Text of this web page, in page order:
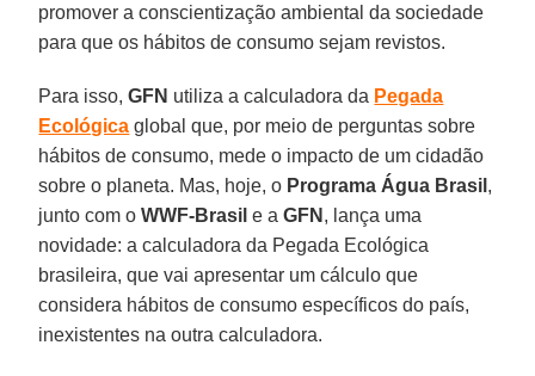
promover a conscientização ambiental da sociedade
para que os hábitos de consumo sejam revistos.
Para isso,GFN utiliza a calculadora da Pegada
Ecológica global que, por meio de perguntas sobre
hábitos de consumo, mede o impacto de um cidadão
sobre o planeta. Mas, hoje, o Programa Água Brasil ,
junto com oWWF-Brasil e aGFN , lança uma
novidade: a calculadora da Pegada Ecológica
brasileira, que vai apresentar um cálculo que
considera hábitos de consumo específicos do país,
inexistentes na outra calculadora.